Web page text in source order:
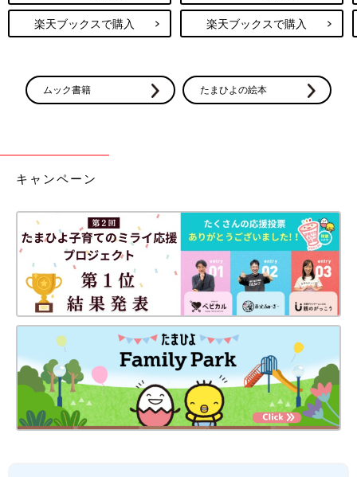
楽天ブックスで購入 楽天ブックスで購入
ムック書籍 たまひよの絵本
キャンペーン